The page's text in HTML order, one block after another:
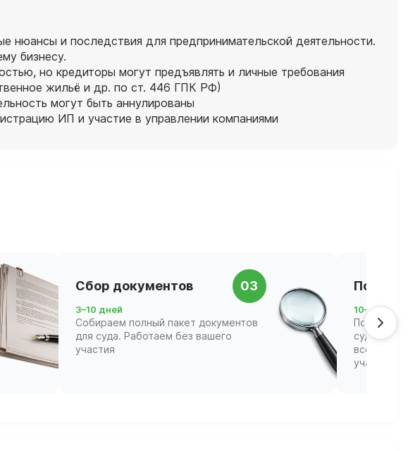
нюансы и последствия для предпринимательской деятельности.
бизнесу.
но кредиторы могут предъявлять и личные требования
жильё и др. по ст. 446 ГПК РФ)
могут быть аннулированы
ИП и участие в управлении компаниями
Сбор документов 03
3–10 дней
Собираем полный пакет документов
для суда. Работаем без вашего
участия
Подача
10–21 день
Подаём
суд и
всех